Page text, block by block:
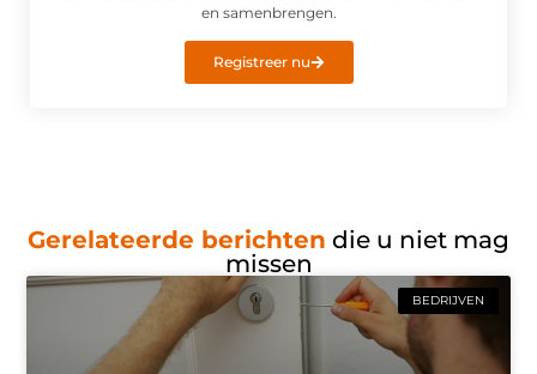
en samenbrengen.
Registreer nu
Gerelateerde berichten die u niet mag
missen
BEDRIJVEN